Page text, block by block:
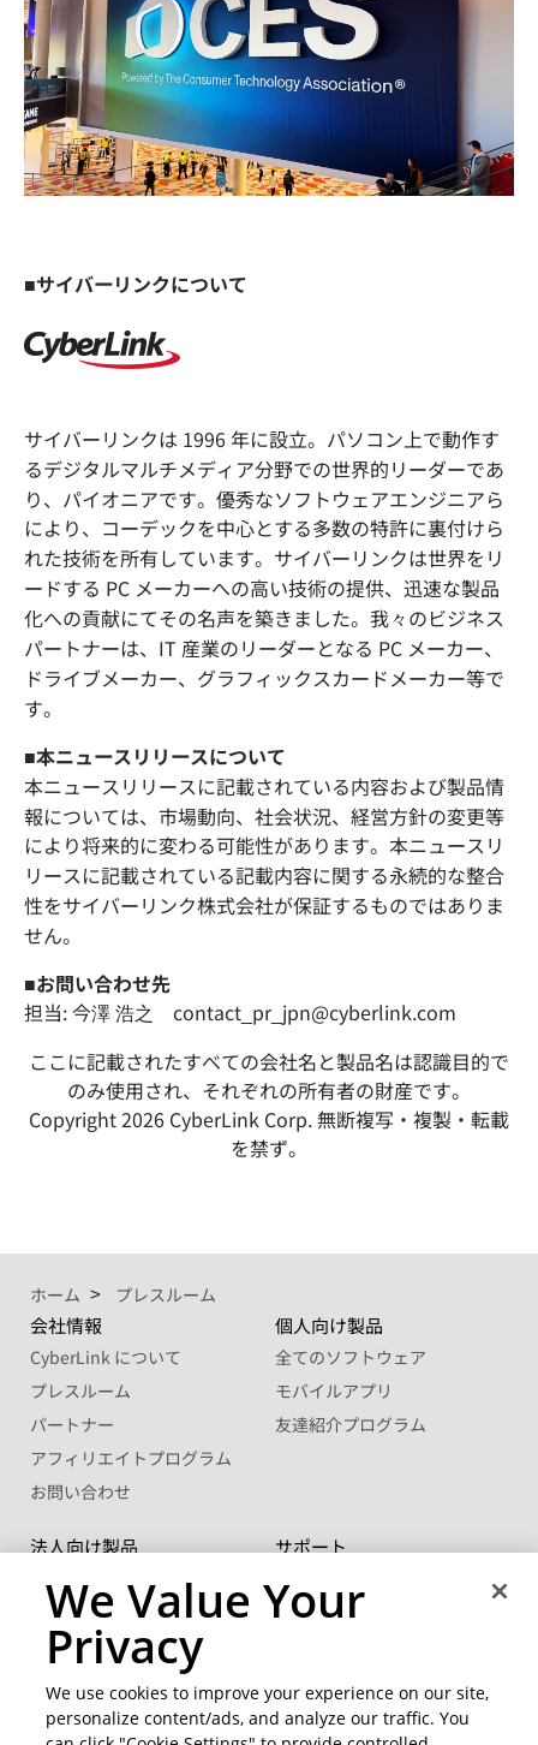
■サイバーリンクについて
サイバーリンクは 1996 年に設立。パソコン上で動作す
るデジタルマルチメディア分野での世界的リーダーであ
り、パイオニアです。優秀なソフトウェアエンジニアら
により、コーデックを中心とする多数の特許に裏付けら
れた技術を所有しています。サイバーリンクは世界をリ
ードする PC メーカーへの高い技術の提供、迅速な製品
化への貢献にてその名声を築きました。我々のビジネス
パートナーは、IT 産業のリーダーとなる PC メーカー、
ドライブメーカー、グラフィックスカードメーカー等で
す。
■本ニュースリリースについて
本ニュースリリースに記載されている内容および製品情
報については、市場動向、社会状況、経営方針の変更等
により将来的に変わる可能性があります。本ニュースリ
リースに記載されている記載内容に関する永続的な整合
性をサイバーリンク株式会社が保証するものではありま
せん。
■お問い合わせ先
担当: 今澤 浩之 contact_pr_jpn@cyberlink.com
ここに記載されたすべての会社名と製品名は認識目的で
のみ使用され、それぞれの所有者の財産です。
Copyright 2026 CyberLink Corp. 無断複写・複製・転載
を禁ず。
ホーム プレスルーム
会社情報
CyberLink について
プレスルーム
パートナー
アフィリエイトプログラム
お問い合わせ
個人向け製品
全てのソフトウェア
モバイルアプリ
友達紹介プログラム
法人向け製品
ボリュームライセンス
学生・教職員向け優待販売
サポート
ソフトウェアアップデート
コミュニティー
CyberLink メンバーサイト
地域を変更
We Value Your
Privacy
We use cookies to improve your experience on our site,
personalize content/ads, and analyze our traffic. You